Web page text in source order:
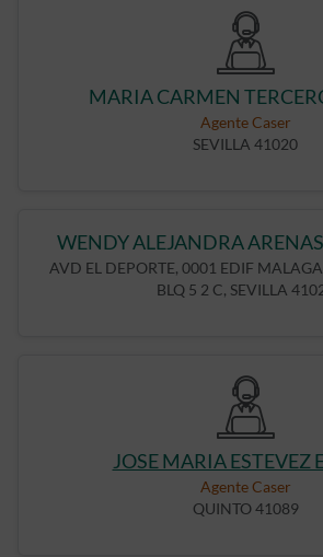
MARIA CARMEN
Agente Caser
SEVILLA 41020
WENDY ALEJANDRA
AVD EL DEPORTE, 0001 EDIF
BLQ 5 2 C, SEVILLA
JOSE MARIA ESTEVEZ
Agente Caser
QUINTO 41089